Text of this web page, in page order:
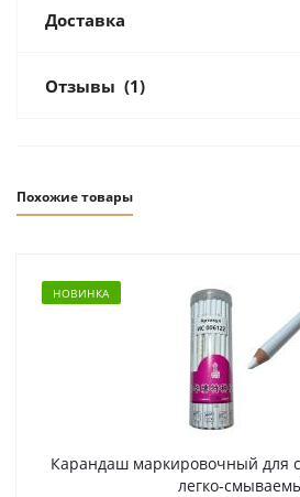
Доставка
Отзывы (1)
Похожие товары
НОВИНКА
Карандаш маркировочный для
легко-